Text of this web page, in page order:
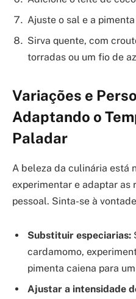
Ajuste o sal e a
Sirva quente, com
torradas ou um fio de
Variações e
Adaptando o
Paladar
A beleza da culinária está
experimentar e adaptar as
pessoal. Sinta-se à
Substituir especiarias:
cardamomo,
pimenta caiena para
Ajustar a intensidade